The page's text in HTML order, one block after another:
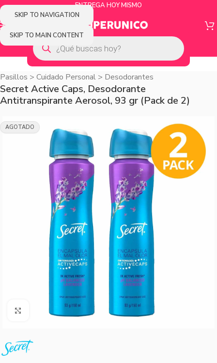
SKIP TO NAVIGATION
SKIP TO MAIN CONTENT
ENTREGA HOY MISMO
Pasillos > Cuidado Personal > Desodorantes
Secret Active Caps, Desodorante
Antitranspirante Aerosol, 93 gr (Pack de 2)
AGOTADO
Agrandar imagen